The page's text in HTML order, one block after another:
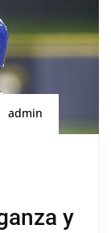
admin
y